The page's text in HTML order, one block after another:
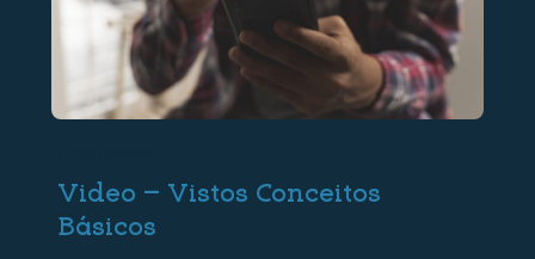
Video – Vistos Conceitos
Básicos